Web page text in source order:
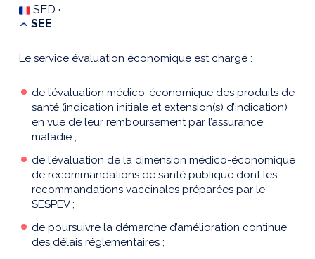
SED ·
SEE
Le service évaluation économique est chargé :
de l’évaluation médico-économique des produits de
santé (indication initiale et extension(s) d’indication)
en vue de leur remboursement par l’assurance
maladie ;
de l’évaluation de la dimension médico-économique
de recommandations de santé publique dont les
recommandations vaccinales préparées par le
SESPEV ;
de poursuivre la démarche d’amélioration continue
des délais réglementaires ;